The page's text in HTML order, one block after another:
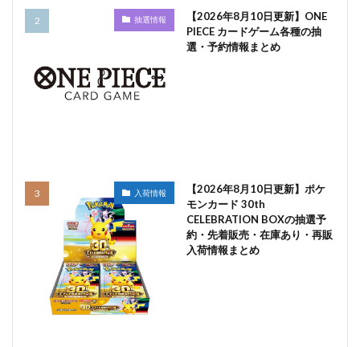
抽選情報
【2026年8月10日更新】ONE
PIECE カードゲーム各種の抽
選・予約情報まとめ
入荷情報
【2026年8月10日更新】ポケ
モンカード 30th
CELEBRATION BOXの抽選予
約・先着販売・在庫あり・再販
入荷情報まとめ